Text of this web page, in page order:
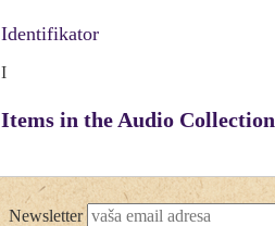
Identifikator
I
Items in the Audio Collection
Newsletter